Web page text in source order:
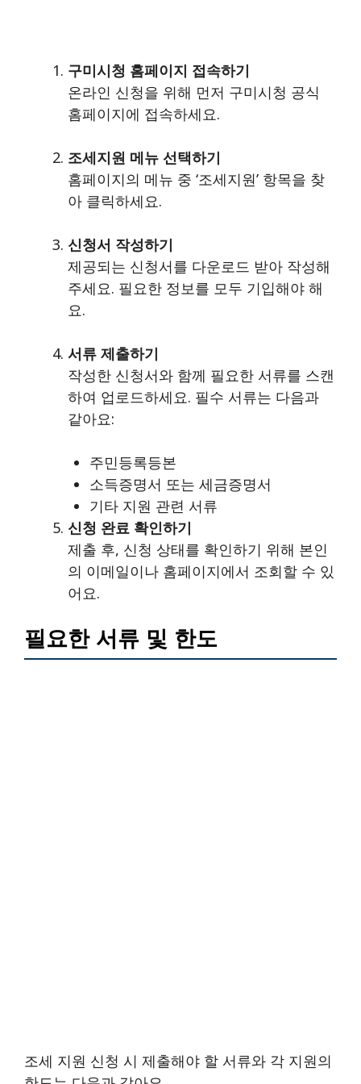
구미시청 홈페이지 접속하기
온라인 신청을 위해 먼저 구미시청 공식
홈페이지에 접속하세요.
조세지원 메뉴 선택하기
홈페이지의 메뉴 중 ‘조세지원’ 항목을 찾
아 클릭하세요.
신청서 작성하기
제공되는 신청서를 다운로드 받아 작성해
주세요. 필요한 정보를 모두 기입해야 해
요.
서류 제출하기
작성한 신청서와 함께 필요한 서류를 스캔
하여 업로드하세요. 필수 서류는 다음과
같아요:
주민등록등본
소득증명서 또는 세금증명서
기타 지원 관련 서류
신청 완료 확인하기
제출 후, 신청 상태를 확인하기 위해 본인
의 이메일이나 홈페이지에서 조회할 수 있
어요.
필요한 서류 및 한도
조세 지원 신청 시 제출해야 할 서류와 각 지원의